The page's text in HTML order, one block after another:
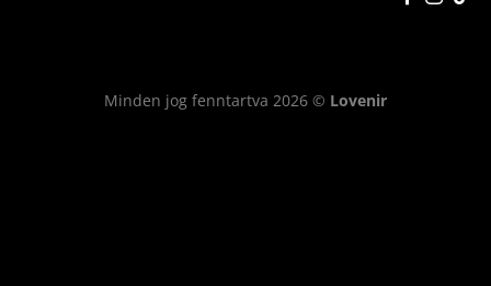
Minden jog fenntartva 2026 © Lovenir